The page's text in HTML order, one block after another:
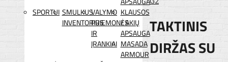
SPORTUI SMULKUS
INVENTORIUS
VALYMO
PRIEMONĖS
IR
ĮRANKIAI
KLAUSOS
/ AKIŲ
APSAUGA
MASADA
ARMOUR
TAKTINIS
DIRŽAS SU